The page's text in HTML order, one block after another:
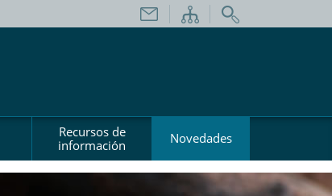
Recursos de
información
Novedades